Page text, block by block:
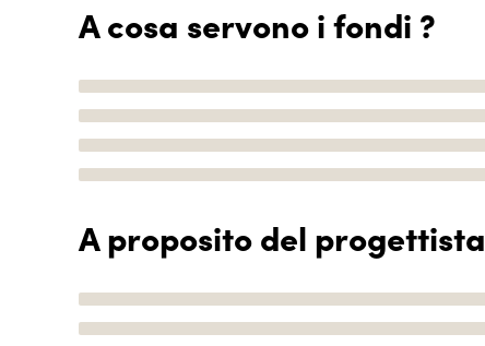
A cosa servono i fondi ?
A proposito del progettista